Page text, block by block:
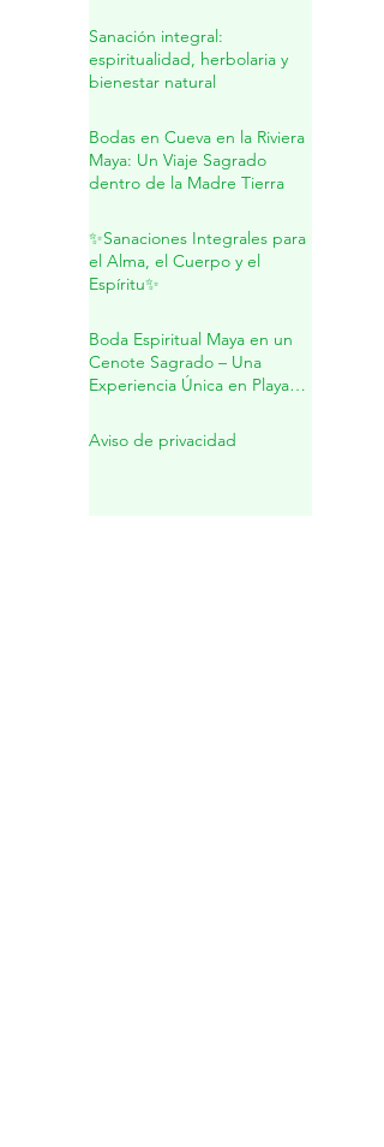
naturaleza y conexión
sagrada
Sanación integral:
bienestar natural
Bodas en Cueva en la Riviera
dentro de la Madre Tierra
✨Sanaciones Integrales para
Espíritu✨
Boda Espiritual Maya en un
Experiencia Única en Playa
del Carmen